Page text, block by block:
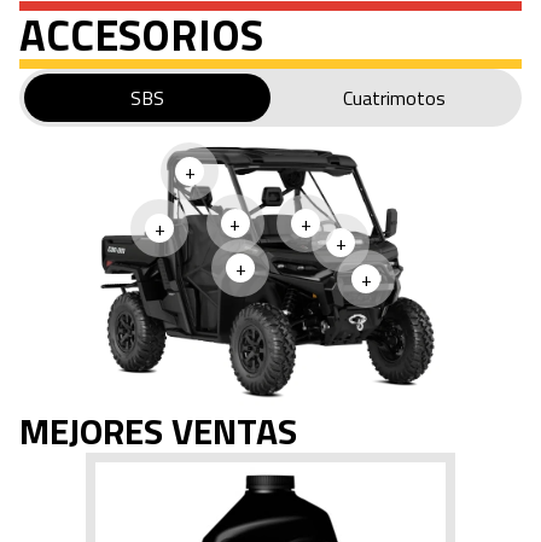
ACCESORIOS
SBS Cuatrimotos
+
+
+
+
+
+ +
MEJORES VENTAS